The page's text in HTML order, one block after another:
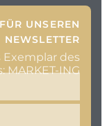
UNSEREN
NEWSLETTER
Exemplar des
MARKET-ING